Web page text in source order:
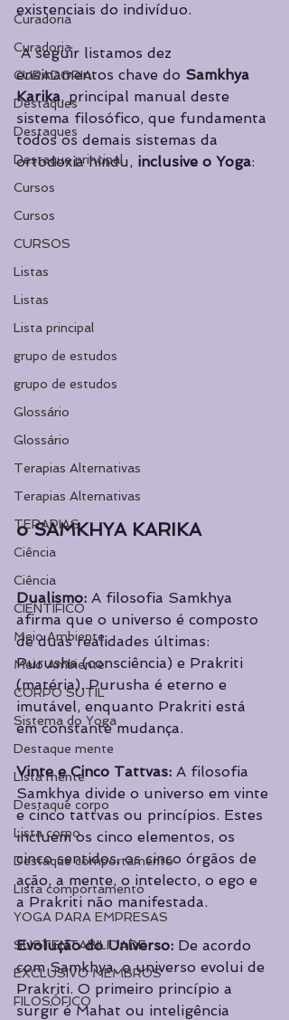
Curadoria
Curadoria
CURADORIA
Destaques
Destaques
Destaque principal
Cursos
Cursos
CURSOS
Listas
Listas
Lista principal
grupo de estudos
grupo de estudos
Glossário
Glossário
Terapias Alternativas
Terapias Alternativas
TERAPIAS
Ciência
Ciência
CIENTÍFICO
Meio Ambiente
Meio Ambiente
CORPO SUTIL
Sistema do Yoga
Destaque mente
Lista mente
Destaque corpo
Lista corpo
Destaque comportamento
Lista comportamento
YOGA PARA EMPRESAS
SUSTENTABILIDADE
EXCLUSIVO MEMBROS
FILOSÓFICO
existenciais do indivíduo.
A seguir listamos dez
ensinamentos chave do Samkhya
Karika, principal manual deste
sistema filosófico, que fundamenta
todos os demais sistemas da
ortodoxia hindu, inclusive o Yoga:
o SAMKHYA KARIKA
Dualismo: A filosofia Samkhya
afirma que o universo é composto
de duas realidades últimas:
Purusha (consciência) e Prakriti
(matéria). Purusha é eterno e
imutável, enquanto Prakriti está
em constante mudança.
Vinte e Cinco Tattvas: A filosofia
Samkhya divide o universo em vinte
e cinco tattvas ou princípios. Estes
incluem os cinco elementos, os
cinco sentidos, os cinco órgãos de
ação, a mente, o intelecto, o ego e
a Prakriti não manifestada.
Evolução do Universo: De acordo
com Samkhya, o universo evolui de
Prakriti. O primeiro princípio a
surgir é Mahat ou inteligência